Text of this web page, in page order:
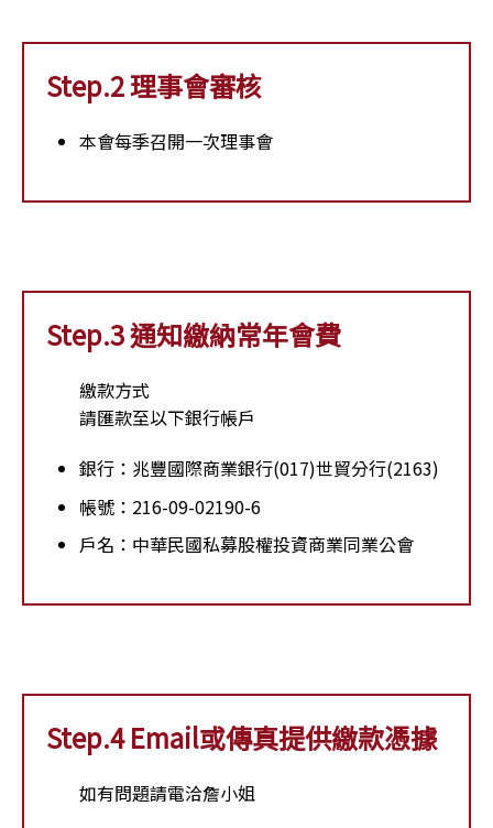
Step.2 理事會審核
本會每季召開一次理事會
Step.3 通知繳納常年會費
繳款方式
請匯款至以下銀行帳戶
銀行：兆豐國際商業銀行(017)世貿分行(2163)
帳號：216-09-02190-6
戶名：中華民國私募股權投資商業同業公會
Step.4 Email或傳真提供繳款憑據
如有問題請電洽詹小姐